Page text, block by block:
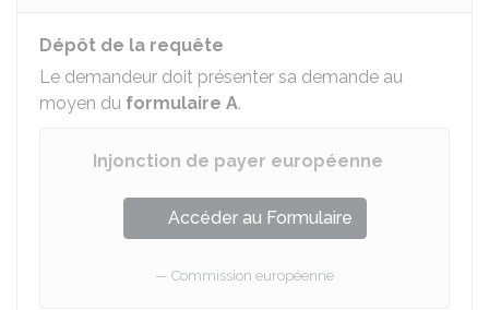
Dépôt de la requête
Le demandeur doit présenter sa demande au
moyen du formulaire A.
Injonction de payer européenne
Accéder au Formulaire
Commission européenne